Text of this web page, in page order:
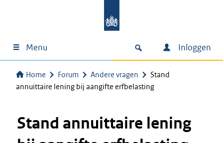
Menu Inloggen
Home Forum Andere vragen
Stand
annuittaire lening bij aangifte erfbelasting
Stand annuittaire lening